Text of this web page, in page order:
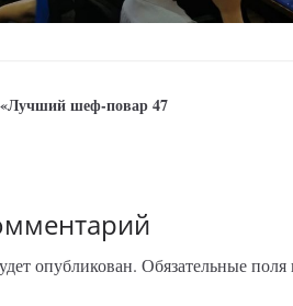
«Лучший шеф-повар 47
опубликован. Обязательные